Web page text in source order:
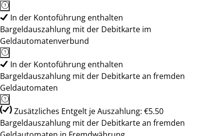
In der Kontoführung enthalten
Bargeldauszahlung mit der Debitkarte im
Geldautomatenverbund
In der Kontoführung enthalten
Bargeldauszahlung mit der Debitkarte an fremden
Geldautomaten
Zusätzliches Entgelt je Auszahlung: €5.50
Bargeldauszahlung mit der Debitkarte an fremden